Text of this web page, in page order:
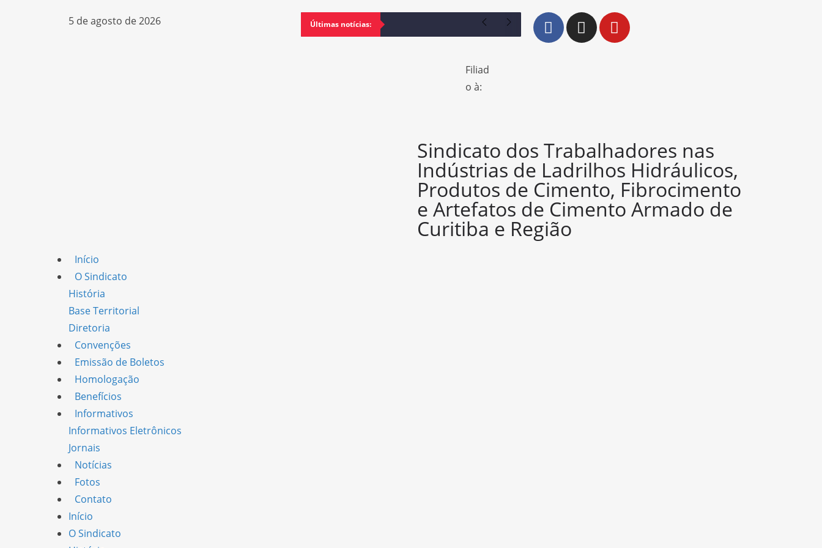
5 de agosto de 2026 Últimas notícias:
Filiad
o à:
Sindicato dos Trabalhadores nas
Indústrias de Ladrilhos Hidráulicos,
Produtos de Cimento, Fibrocimento
e Artefatos de Cimento Armado de
Curitiba e Região
Início
O Sindicato
História
Base Territorial
Diretoria
Convenções
Emissão de Boletos
Homologação
Benefícios
Informativos
Informativos Eletrônicos
Jornais
Notícias
Fotos
Contato
Início
O Sindicato